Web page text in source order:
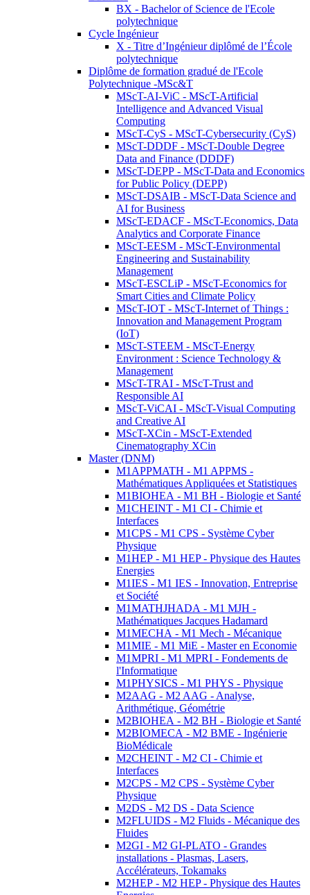
BX - Bachelor of Science de l'Ecole
polytechnique
Cycle Ingénieur
X - Titre d’Ingénieur diplômé de l’École
polytechnique
Diplôme de formation gradué de l'Ecole
Polytechnique -MSc&T
MScT-AI-ViC - MScT-Artificial
Intelligence and Advanced Visual
Computing
MScT-CyS - MScT-Cybersecurity (CyS)
MScT-DDDF - MScT-Double Degree
Data and Finance (DDDF)
MScT-DEPP - MScT-Data and Economics
for Public Policy (DEPP)
MScT-DSAIB - MScT-Data Science and
AI for Business
MScT-EDACF - MScT-Economics, Data
Analytics and Corporate Finance
MScT-EESM - MScT-Environmental
Engineering and Sustainability
Management
MScT-ESCLiP - MScT-Economics for
Smart Cities and Climate Policy
MScT-IOT - MScT-Internet of Things :
Innovation and Management Program
(IoT)
MScT-STEEM - MScT-Energy
Environment : Science Technology &
Management
MScT-TRAI - MScT-Trust and
Responsible AI
MScT-ViCAI - MScT-Visual Computing
and Creative AI
MScT-XCin - MScT-Extended
Cinematography XCin
Master (DNM)
M1APPMATH - M1 APPMS -
Mathématiques Appliquées et Statistiques
M1BIOHEA - M1 BH - Biologie et Santé
M1CHEINT - M1 CI - Chimie et
Interfaces
M1CPS - M1 CPS - Système Cyber
Physique
M1HEP - M1 HEP - Physique des Hautes
Energies
M1IES - M1 IES - Innovation, Entreprise
et Société
M1MATHJHADA - M1 MJH -
Mathématiques Jacques Hadamard
M1MECHA - M1 Mech - Mécanique
M1MIE - M1 MiE - Master en Economie
M1MPRI - M1 MPRI - Fondements de
l'Informatique
M1PHYSICS - M1 PHYS - Physique
M2AAG - M2 AAG - Analyse,
Arithmétique, Géométrie
M2BIOHEA - M2 BH - Biologie et Santé
M2BIOMECA - M2 BME - Ingénierie
BioMédicale
M2CHEINT - M2 CI - Chimie et
Interfaces
M2CPS - M2 CPS - Système Cyber
Physique
M2DS - M2 DS - Data Science
M2FLUIDS - M2 Fluids - Mécanique des
Fluides
M2GI - M2 GI-PLATO - Grandes
installations - Plasmas, Lasers,
Accélérateurs, Tokamaks
M2HEP - M2 HEP - Physique des Hautes